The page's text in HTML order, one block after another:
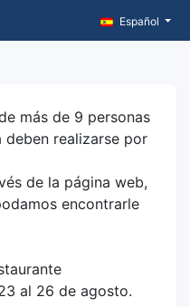
Español
más de 9 personas
deben realizarse por
de la página web,
encontrarle
al 26 de agosto.